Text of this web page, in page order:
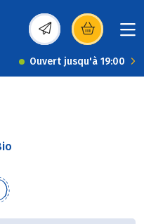
(s’ouvre dans une
Ouvert jusqu'à 19:00